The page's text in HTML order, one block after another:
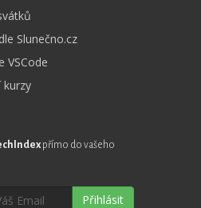
Slunečno.cz
VSCode
kurzy
přímo do vašeho
Přihlásit